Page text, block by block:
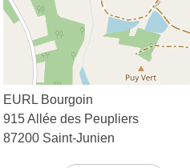
EURL Bourgoin
915 Allée des Peupliers
87200 Saint-Junien